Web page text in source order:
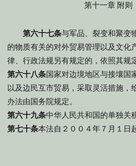
第十一章 附则
第六十七条与军品、裂变和聚变
的物质有关的对外贸易管理以及文化
律、行政法规另有规定的，依照其规
第六十八条国家对边境地区与接壤国
以及边民互市贸易，采取灵活措施，
办法由国务院规定。
第六十九条中华人民共和国的单独关
第七十条本法自２００４年７月１日